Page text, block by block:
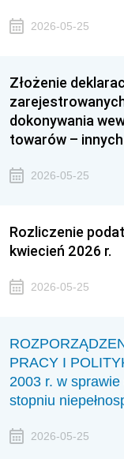
2026-05-25
Złożenie
dokonywania
towarów –
2026-05-25
Rozliczenie
kwiecień 2026 r.
2026-05-25
PRACY I
2003 r. w
stopniu
2026-05-25